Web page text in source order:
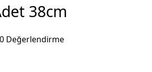
38cm
0 Değerlendirme